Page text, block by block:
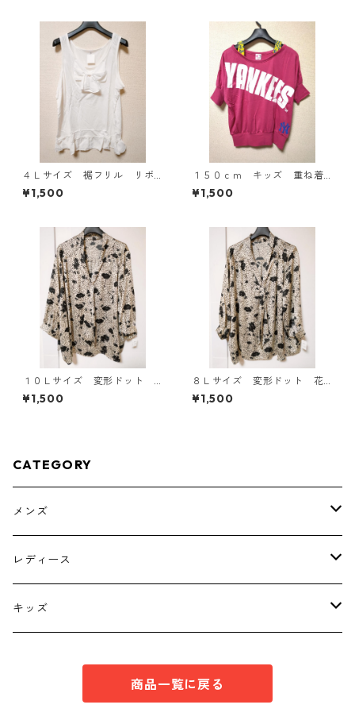
４Ｌサイズ 裾フリル リボ
ン付きタンクトップ オフホ
ワイト KAE-4780
¥1,500
１５０ｃｍ キッズ 重ね着
風ドルマントップス マゼン
タ KAE-4791
¥1,500
１０Ｌサイズ 変形ドット
花柄 ボウタイブラウス オ
フホワイト KAE-4773
¥1,500
８Ｌサイズ 変形ドット 花
柄 ボウタイブラウス オフ
ホワイト KAE-4767
¥1,500
CATEGORY
メンズ
トップス
ボトムス
レディース
トップス
キッズ
商品一覧に戻る